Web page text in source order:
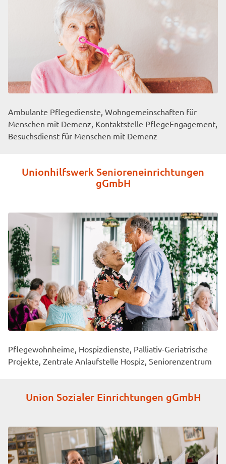
Ambulante Pflegedienste, Wohngemeinschaften für
Menschen mit Demenz, Kontaktstelle PflegeEngagement,
Besuchsdienst für Menschen mit Demenz
Unionhilfswerk Senioreneinrichtungen
gGmbH
Pflegewohnheime, Hospizdienste, Palliativ-Geriatrische
Projekte, Zentrale Anlaufstelle Hospiz, Seniorenzentrum
Union Sozialer Einrichtungen gGmbH